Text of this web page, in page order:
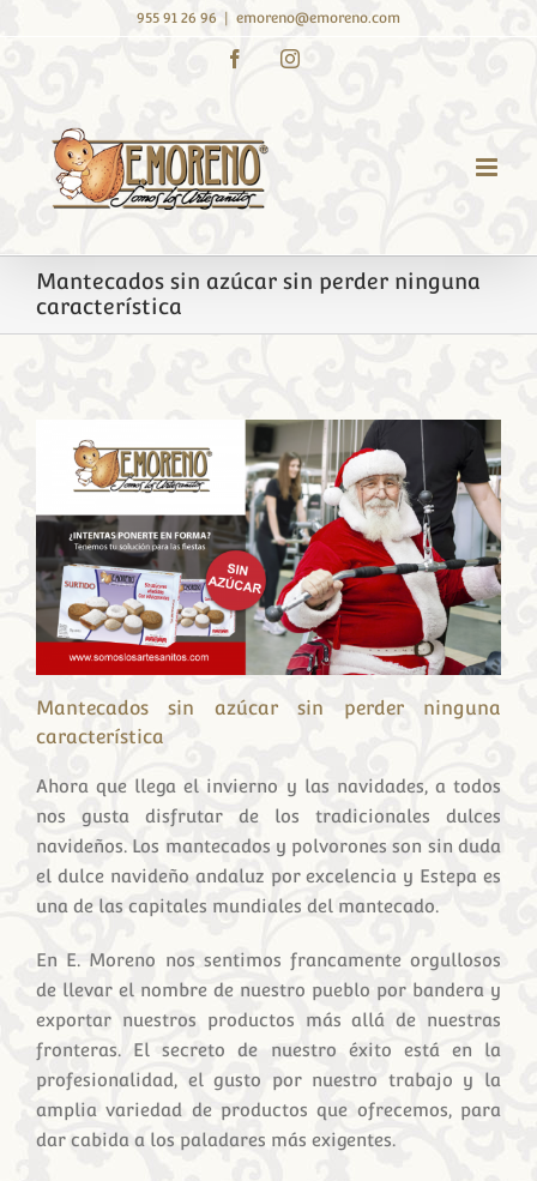
al
955 91 26 96 emoreno@emoreno.com
FacebookInstagram
Mantecados sin azúcar sin perder ninguna
característica
Mantecados sin azúcar sin perder ninguna
característica
Ahora que llega el invierno y las navidades, a todos
nos gusta disfrutar de los tradicionales dulces
navideños. Los mantecados y polvorones son sin duda
el dulce navideño andaluz por excelencia y Estepa es
una de las capitales mundiales del mantecado.
En E. Moreno nos sentimos francamente orgullosos
de llevar el nombre de nuestro pueblo por bandera y
exportar nuestros productos más allá de nuestras
fronteras. El secreto de nuestro éxito está en la
profesionalidad, el gusto por nuestro trabajo y la
amplia variedad de productos que ofrecemos, para
dar cabida a los paladares más exigentes.